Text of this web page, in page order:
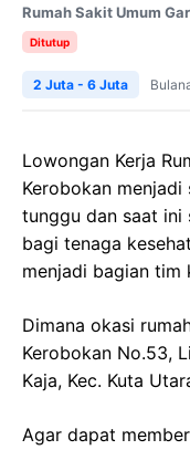
Rumah Sakit Umum
Ditutup
2 Juta - 6 Juta
Lowongan Kerja
Kerobokan
tunggu dan saat ini
bagi tenaga
menjadi bagian tim
Dimana okasi
Kerobokan No.53,
Kaja, Kec. Kuta
Agar dapat